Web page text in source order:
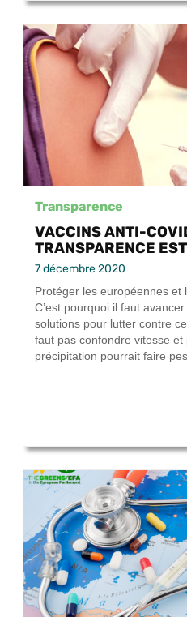
Transparence
VACCINS ANTI-
TRANSPARENCE
7 décembre 2020
Protéger les européennes et
C’est pourquoi il faut
solutions pour lutter contre
faut pas confondre vitesse et
précipitation pourrait faire